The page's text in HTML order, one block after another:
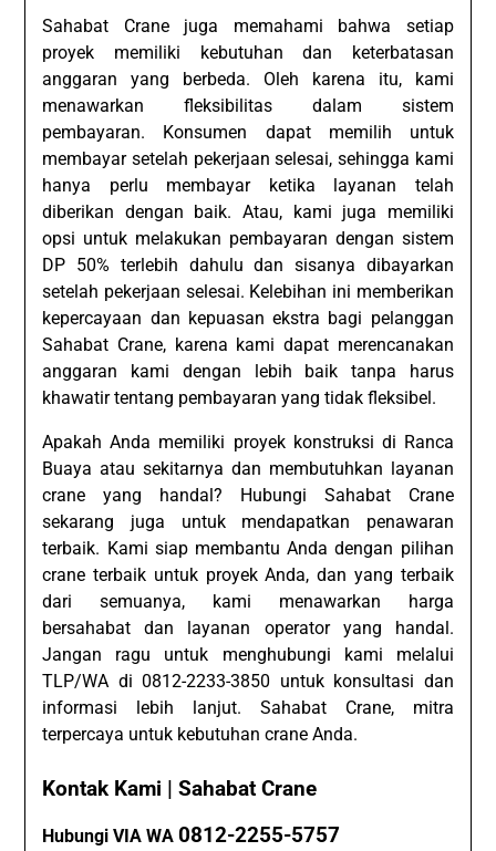
Sahabat Crane juga memahami bahwa setiap
proyek memiliki kebutuhan dan keterbatasan
anggaran yang berbeda. Oleh karena itu, kami
menawarkan fleksibilitas dalam sistem
pembayaran. Konsumen dapat memilih untuk
membayar setelah pekerjaan selesai, sehingga kami
hanya perlu membayar ketika layanan telah
diberikan dengan baik. Atau, kami juga memiliki
opsi untuk melakukan pembayaran dengan sistem
DP 50% terlebih dahulu dan sisanya dibayarkan
setelah pekerjaan selesai. Kelebihan ini memberikan
kepercayaan dan kepuasan ekstra bagi pelanggan
Sahabat Crane, karena kami dapat merencanakan
anggaran kami dengan lebih baik tanpa harus
khawatir tentang pembayaran yang tidak fleksibel.
Apakah Anda memiliki proyek konstruksi di Ranca
Buaya atau sekitarnya dan membutuhkan layanan
crane yang handal? Hubungi Sahabat Crane
sekarang juga untuk mendapatkan penawaran
terbaik. Kami siap membantu Anda dengan pilihan
crane terbaik untuk proyek Anda, dan yang terbaik
dari semuanya, kami menawarkan harga
bersahabat dan layanan operator yang handal.
Jangan ragu untuk menghubungi kami melalui
TLP/WA di 0812-2233-3850 untuk konsultasi dan
informasi lebih lanjut. Sahabat Crane, mitra
terpercaya untuk kebutuhan crane Anda.
Kontak Kami | Sahabat Crane
Hubungi VIA WA0812-2255-5757